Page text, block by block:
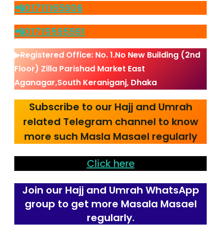
📲01711165606
📲01715595991
▶Registered Office: No. 1.No New Building (2nd
Floor) Zilla Parishad Market East
Aganagar,South Keraniganj, Dhaka
Subscribe to our Hajj and Umrah
related Telegram channel to know
more such Masla Masael regularly
Click here
Join our Hajj and Umrah WhatsApp
group to get more Masala Masael
regularly.